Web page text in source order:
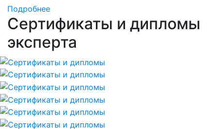
Подробнее
Сертификаты и дипломы
эксперта